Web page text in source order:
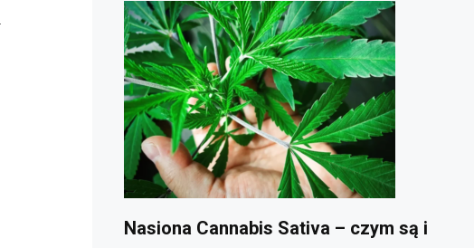
Nasiona Cannabis Sativa – czym są i